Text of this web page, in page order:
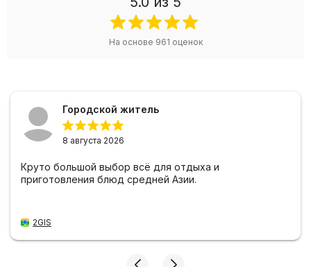
На основе 961 оценок
Городской житель
8 августа 2026
Круто большой выбор всё для отдыха и
приготовления блюд средней Азии.
2GIS